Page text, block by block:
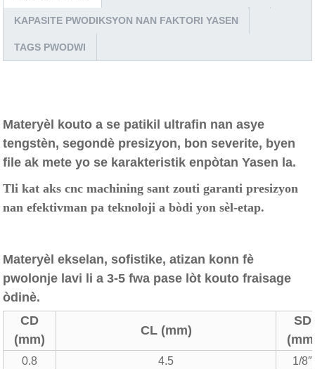
KAPASITE PWODIKSYON NAN FAKTORI YASEN
TAGS PWODWI
Materyèl kouto a se patikil ultrafin nan asye
tengstèn, segondè presizyon, bon severite, byen
file ak mete yo se karakteristik enpòtan Yasen la.
Tli kat aks cnc machining sant zouti garanti presizyon
nan efektivman pa teknoloji a bòdi yon sèl-etap.
Materyèl ekselan, sofistike, atizan konn fè
pwolonje lavi li a 3-5 fwa pase lòt kouto fraisage
òdinè.
CD
(mm)
CL (mm)
SD
0.8 4.5
1/8″